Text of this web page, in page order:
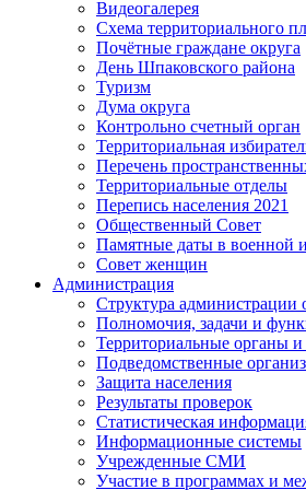
Видеогалерея
Схема территориального
Почётные граждане округа
День Шпаковского района
Туризм
Дума округа
Контрольно счетный орган
Территориальная
Перечень
Территориальные отделы
Перепись населения 2021
Общественный Совет
Памятные даты в военной
Совет женщин
Администрация
Структура администрации
Полномочия, задачи и
Территориальные органы и
Подведомственные
Защита населения
Результаты проверок
Статистическая
Информационные системы
Учрежденные СМИ
Участие в программах и